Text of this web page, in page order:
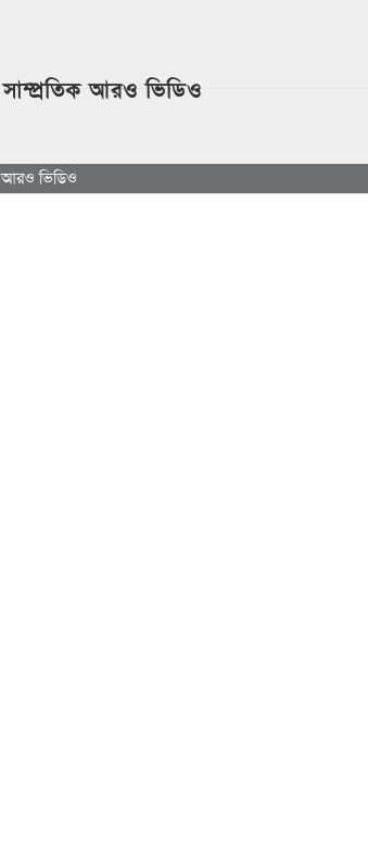
সাম্প্রতিক আরও ভিডিও
আরও ভিডিও